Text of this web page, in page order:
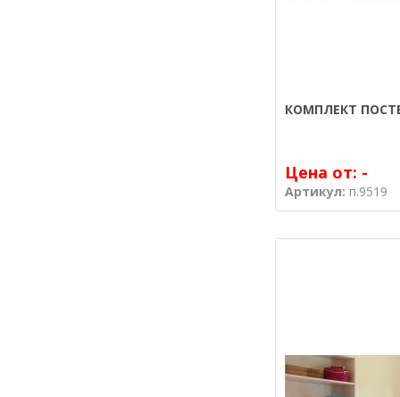
КОМПЛЕКТ
Цена от: -
Артикул: п.9519